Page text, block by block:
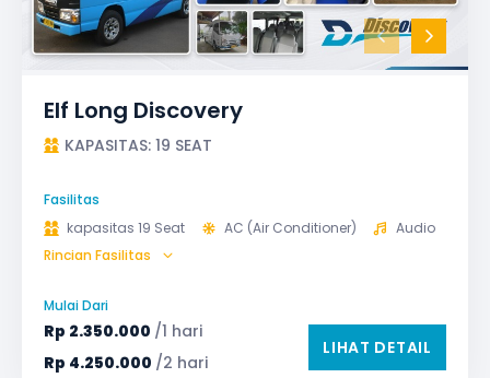
Elf Long Discovery
KAPASITAS: 19 SEAT
Fasilitas
kapasitas 19 Seat
AC (Air Conditioner)
Audio
GPS
Microphone untuk karaoke
TV LED & Android System
Rincian Fasilitas
Mulai Dari
Rp 2.350.000 /1 hari
Rp 4.250.000 /2 hari
LIHAT DETAIL